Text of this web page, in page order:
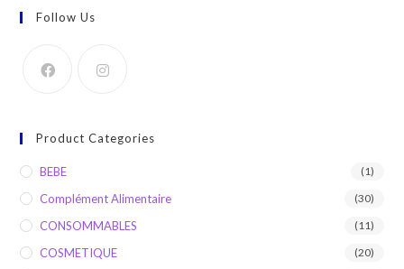
Follow Us
Product Categories
BEBE (1)
Complément Alimentaire (30)
CONSOMMABLES (11)
COSMETIQUE (20)